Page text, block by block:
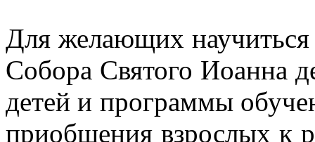
Для желающих научиться
Собора Святого Иоанна
детей и программы
приобщения взрослых к